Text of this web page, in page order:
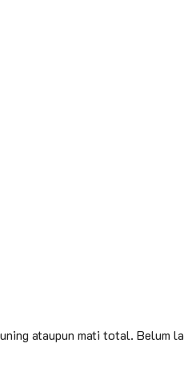
ataupun mati total. Belum